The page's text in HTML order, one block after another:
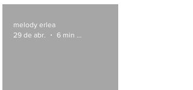
melody erlea
29 de abr.